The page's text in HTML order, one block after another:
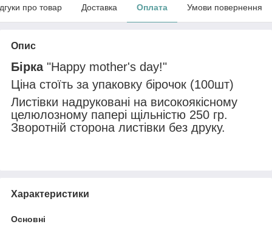
про товар Доставка Оплата Умови повернення
Опис
Бірка "Happy mother's day!"
Ціна стоїть за упаковку бірочок (100шт)
Листівки надруковані на високоякісному
целюлозному папері щільністю 250 гр.
Зворотній сторона листівки без друку.
Характеристики
Основні